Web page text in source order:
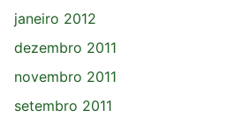
janeiro 2012
dezembro 2011
novembro 2011
setembro 2011